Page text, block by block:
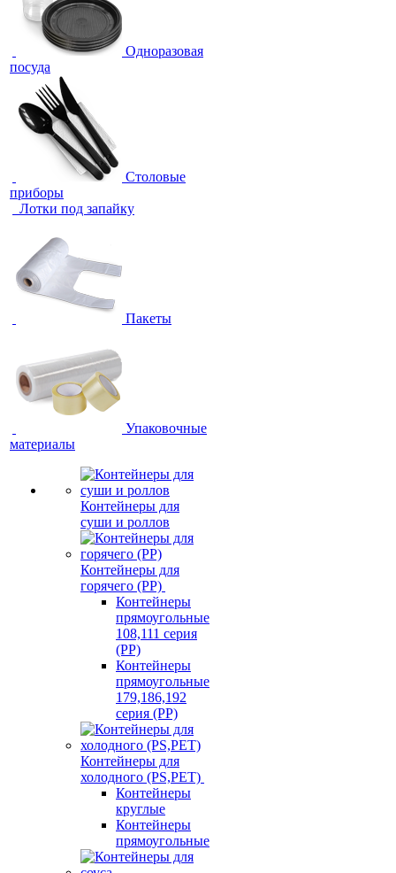
Одноразовая
посуда
Столовые
приборы
Лотки под запайку
Пакеты
Упаковочные
материалы
Контейнеры для
суши и роллов
Контейнеры для
горячего (PP)
Контейнеры
прямоугольные
108,111 серия
(PP)
Контейнеры
прямоугольные
179,186,192
серия (PP)
Контейнеры для
холодного (PS,PET)
Контейнеры
круглые
Контейнеры
прямоугольные